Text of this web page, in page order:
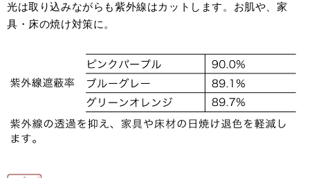
光は取り込みながらも紫外線はカットします。お肌や、家
具・床の焼け対策に。